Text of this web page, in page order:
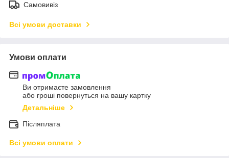
Самовивіз
Всі умови доставки
Умови оплати
Ви отримаєте замовлення
або гроші повернуться на вашу картку
Детальніше
Післяплата
Всі умови оплати